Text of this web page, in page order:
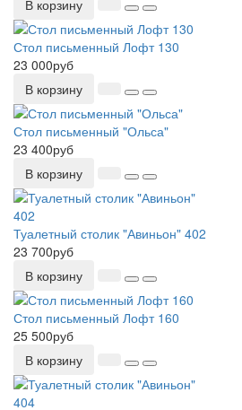
В корзину
Стол письменный Лофт 130
23 000руб
В корзину
Стол письменный "Ольса"
23 400руб
В корзину
Туалетный столик "Авиньон" 402
23 700руб
В корзину
Стол письменный Лофт 160
25 500руб
В корзину